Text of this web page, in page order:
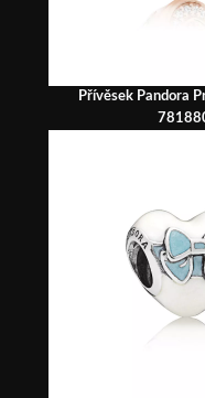
Přívěsek Pandora